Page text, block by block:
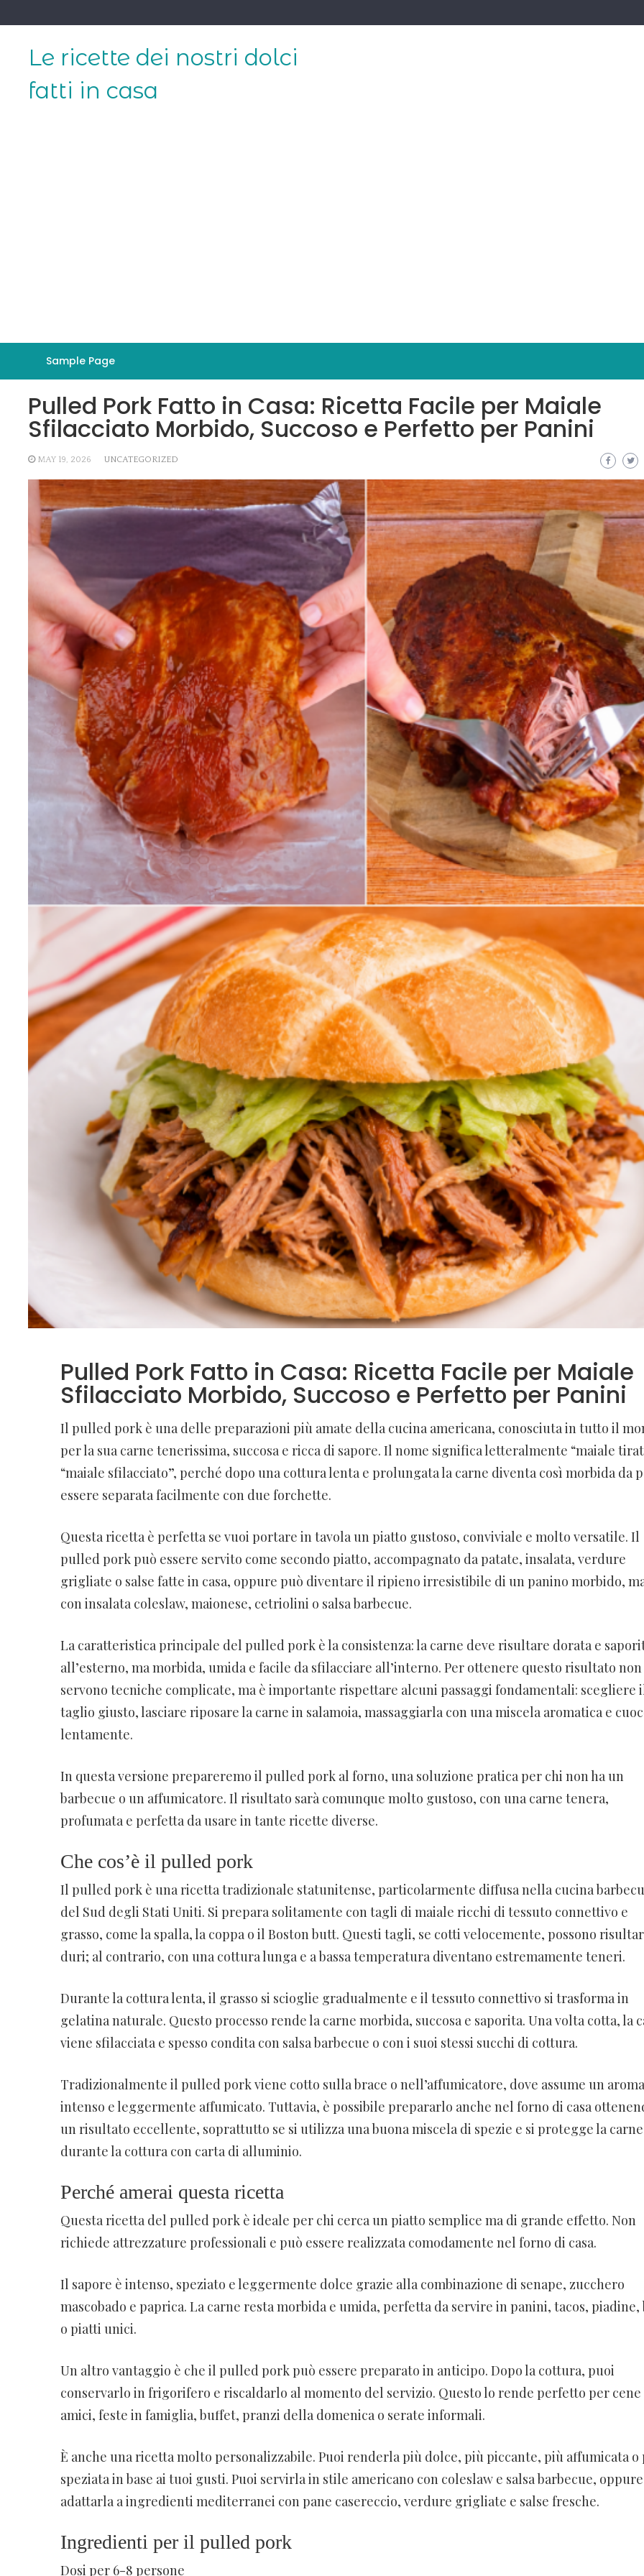
to
Le ricette dei nostri dolci
fatti in casa
Sample Page
Pulled Pork Fatto in Casa: Ricetta Facile per Maiale
Sfilacciato Morbido, Succoso e Perfetto per Panini
MAY 19, 2026 UNCATEGORIZED
Pulled Pork Fatto in Casa: Ricetta Facile per Maiale
Sfilacciato Morbido, Succoso e Perfetto per Panini
Il pulled pork è una delle preparazioni più amate della cucina americana, conosciuta in tutto il
per la sua carne tenerissima, succosa e ricca di sapore. Il nome significa letteralmente “maiale
“maiale sfilacciato”, perché dopo una cottura lenta e prolungata la carne diventa così morbida da
essere separata facilmente con due forchette.
Questa ricetta è perfetta se vuoi portare in tavola un piatto gustoso, conviviale e molto versatile. Il
pulled pork può essere servito come secondo piatto, accompagnato da patate, insalata, verdure
grigliate o salse fatte in casa, oppure può diventare il ripieno irresistibile di un panino morbido,
con insalata coleslaw, maionese, cetriolini o salsa barbecue.
La caratteristica principale del pulled pork è la consistenza: la carne deve risultare dorata e
all’esterno, ma morbida, umida e facile da sfilacciare all’interno. Per ottenere questo risultato non
servono tecniche complicate, ma è importante rispettare alcuni passaggi fondamentali: scegliere
taglio giusto, lasciare riposare la carne in salamoia, massaggiarla con una miscela aromatica e
lentamente.
In questa versione prepareremo il pulled pork al forno, una soluzione pratica per chi non ha un
barbecue o un affumicatore. Il risultato sarà comunque molto gustoso, con una carne tenera,
profumata e perfetta da usare in tante ricette diverse.
Che cos’è il pulled pork
Il pulled pork è una ricetta tradizionale statunitense, particolarmente diffusa nella cucina
del Sud degli Stati Uniti. Si prepara solitamente con tagli di maiale ricchi di tessuto connettivo e
grasso, come la spalla, la coppa o il Boston butt. Questi tagli, se cotti velocemente, possono
duri; al contrario, con una cottura lunga e a bassa temperatura diventano estremamente teneri.
Durante la cottura lenta, il grasso si scioglie gradualmente e il tessuto connettivo si trasforma in
gelatina naturale. Questo processo rende la carne morbida, succosa e saporita. Una volta cotta, la
viene sfilacciata e spesso condita con salsa barbecue o con i suoi stessi succhi di cottura.
Tradizionalmente il pulled pork viene cotto sulla brace o nell’affumicatore, dove assume un aroma
intenso e leggermente affumicato. Tuttavia, è possibile prepararlo anche nel forno di casa
un risultato eccellente, soprattutto se si utilizza una buona miscela di spezie e si protegge la carne
durante la cottura con carta di alluminio.
Perché amerai questa ricetta
Questa ricetta del pulled pork è ideale per chi cerca un piatto semplice ma di grande effetto. Non
richiede attrezzature professionali e può essere realizzata comodamente nel forno di casa.
Il sapore è intenso, speziato e leggermente dolce grazie alla combinazione di senape, zucchero
mascobado e paprica. La carne resta morbida e umida, perfetta da servire in panini, tacos, piadine,
o piatti unici.
Un altro vantaggio è che il pulled pork può essere preparato in anticipo. Dopo la cottura, puoi
conservarlo in frigorifero e riscaldarlo al momento del servizio. Questo lo rende perfetto per cene
amici, feste in famiglia, buffet, pranzi della domenica o serate informali.
È anche una ricetta molto personalizzabile. Puoi renderla più dolce, più piccante, più affumicata o
speziata in base ai tuoi gusti. Puoi servirla in stile americano con coleslaw e salsa barbecue, oppure
adattarla a ingredienti mediterranei con pane casereccio, verdure grigliate e salse fresche.
Ingredienti per il pulled pork
Dosi per 6-8 persone